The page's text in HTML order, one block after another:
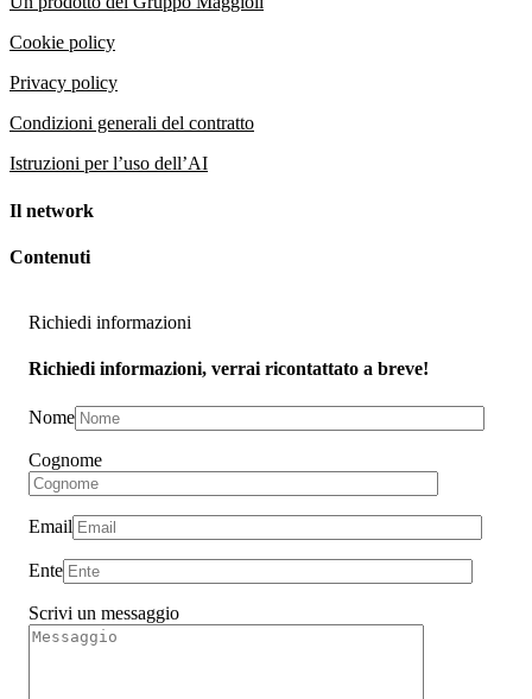
Cookie policy
Privacy policy
Condizioni generali del contratto
Istruzioni per l’uso dell’AI
Il network
Contenuti
Richiedi informazioni
Richiedi informazioni, verrai ricontattato a breve!
Nome
Cognome
Email
Ente
Scrivi un messaggio